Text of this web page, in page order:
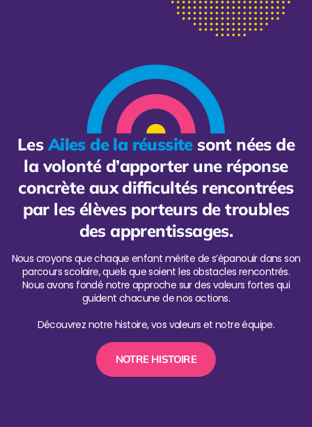
LesAiles de la réussitesont nées de
la volonté d’apporter une réponse
concrète aux difficultés rencontrées
par les élèves porteurs de troubles
des apprentissages.
Nous croyons que chaque enfant mérite de s’épanouir dans son
parcours scolaire, quels que soient les obstacles rencontrés.
Nous avons fondé notre approche sur des valeurs fortes qui
guident chacune de nos actions.
Découvrez notre histoire, vos valeurs et notre équipe.
NOTRE HISTOIRE